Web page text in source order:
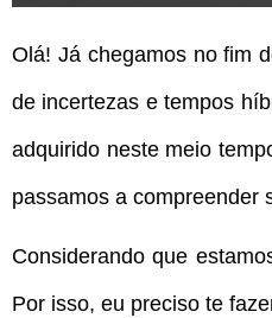
Olá! Já chegamos no fim
de incertezas e tempos
adquirido neste meio
passamos a compreender
Considerando que
Por isso, eu preciso te